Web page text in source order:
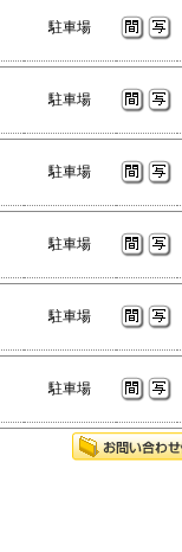
駐車場
駐車場
駐車場
駐車場
駐車場
駐車場